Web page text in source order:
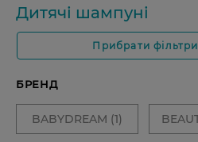
Дитячі шампуні
Прибрати фільтри